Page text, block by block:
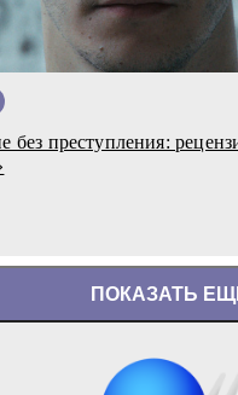
без преступления:
ПОКАЗАТЬ